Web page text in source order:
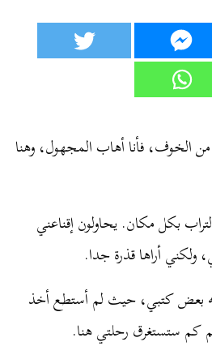
الخوف، فأنا أهاب المجهول، وهنا
بكل مكان. يحاولون إقناعني
ولكني أراها قذرة جدا.
بعض كتبي، حيث لم أستطع أخذ
كم ستستغرق رحلتي هنا.